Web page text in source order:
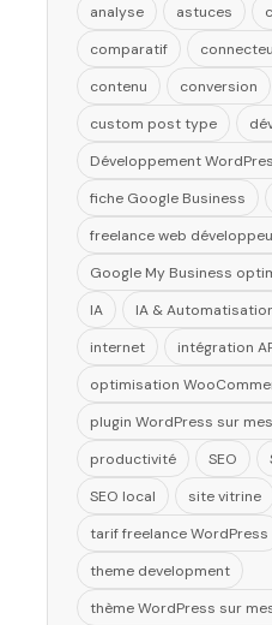
analyse astuces
comparatif
contenu
conversion
custom post type
Développement
fiche Google Business
freelance web
Google My Business
IA
IA &
internet
intégration
optimisation
plugin WordPress sur
productivité
SEO
SEO local
site vitrine
tarif freelance WordPress
theme development
thème WordPress sur